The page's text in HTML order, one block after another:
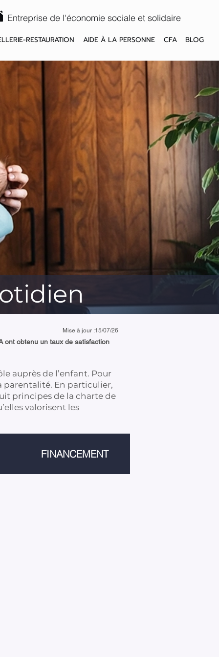
Entreprise de l'économie sociale et solidaire
RESTAURATION AIDE À LA PERSONNE CFA BLOG
Mise à jour :15/07/26
ont obtenu un taux de satisfaction
auprès de l’enfant. Pour
parentalité. En particulier,
principes de la charte de
valorisent les
FINANCEMENT